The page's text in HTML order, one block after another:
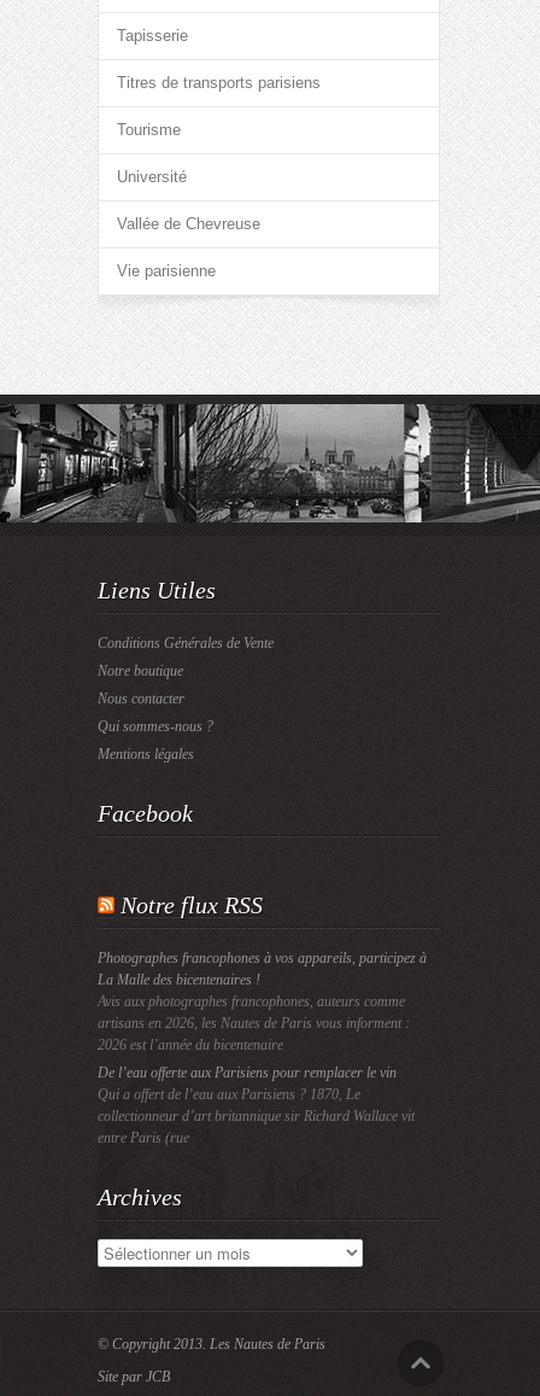
Tapisserie
Titres de transports parisiens
Tourisme
Université
Vallée de Chevreuse
Vie parisienne
Liens Utiles
Conditions Générales de Vente
Notre boutique
Nous contacter
Qui sommes-nous ?
Mentions légales
Facebook
Notre flux RSS
Photographes francophones à vos appareils, participez à
La Malle des bicentenaires !
Avis aux photographes francophones, auteurs comme
artisans en 2026, les Nautes de Paris vous informent :
2026 est l’année du bicentenaire
De l’eau offerte aux Parisiens pour remplacer le vin
Qui a offert de l’eau aux Parisiens ? 1870, Le
collectionneur d’art britannique sir Richard Wallace vit
entre Paris (rue
Archives
Archives
© Copyright 2013. Les Nautes de Paris
Site par JCB